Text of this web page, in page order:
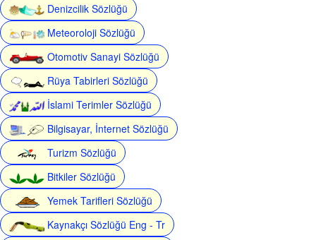
Denizcilik Sözlüğü
Meteoroloji Sözlüğü
Otomotiv Sanayi Sözlüğü
Rüya Tabirleri Sözlüğü
İslami Terimler Sözlüğü
Bilgisayar, İnternet Sözlüğü
Turizm Sözlüğü
Bitkiler Sözlüğü
Yemek Tarifleri Sözlüğü
Kaynakçı Sözlüğü Eng - Tr